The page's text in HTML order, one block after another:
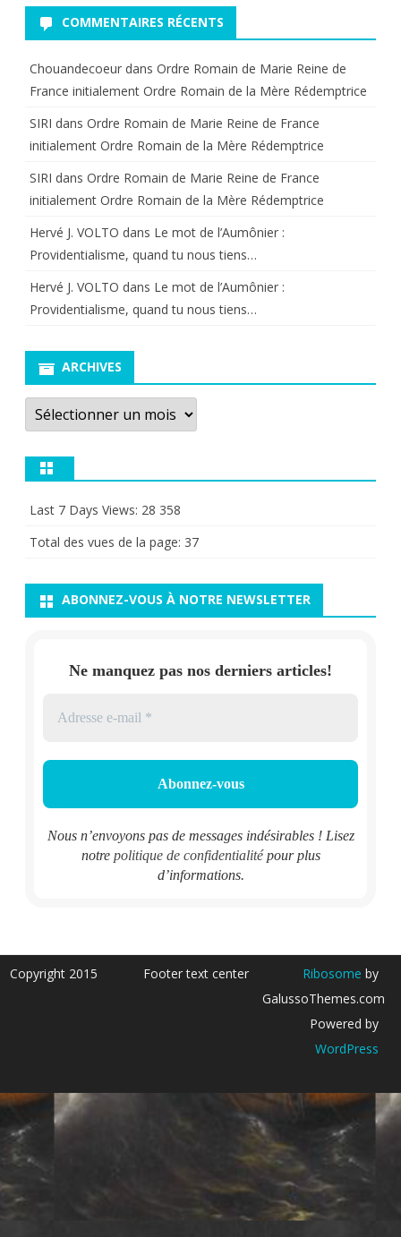
Champs
Brizay
(86110
COUSSAY)
probablement
début
années196O
COMMENTAIRES RÉCENTS
Chouandecoeur dans Ordre Romain de Marie Reine de
France initialement Ordre Romain de la Mère Rédemptrice
SIRI dans Ordre Romain de Marie Reine de France
initialement Ordre Romain de la Mère Rédemptrice
SIRI dans Ordre Romain de Marie Reine de France
initialement Ordre Romain de la Mère Rédemptrice
Hervé J. VOLTO dans Le mot de l’Aumônier :
Providentialisme, quand tu nous tiens…
Hervé J. VOLTO dans Le mot de l’Aumônier :
Providentialisme, quand tu nous tiens…
ARCHIVES
Archives
Last 7 Days Views: 28 358
Total des vues de la page: 37
ABONNEZ-VOUS À NOTRE NEWSLETTER
Ne manquez pas nos derniers articles!
Nous n’envoyons pas de messages indésirables ! Lisez
notre politique de confidentialitépour plus
d’informations.
Copyright 2015 Footer text center Ribosome by
GalussoThemes.com
Powered by
WordPress